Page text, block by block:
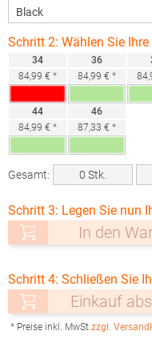
Schritt 2: Wählen Sie
34
84,99 € *
36
84,99 € *
44
84,99 € *
46
87,33 € *
Gesamt: 0 Stk.
Schritt 3: Legen Sie nun
In den
Schritt 4: Schließen Sie
Einkauf
* Preise inkl. MwSt.zzgl.